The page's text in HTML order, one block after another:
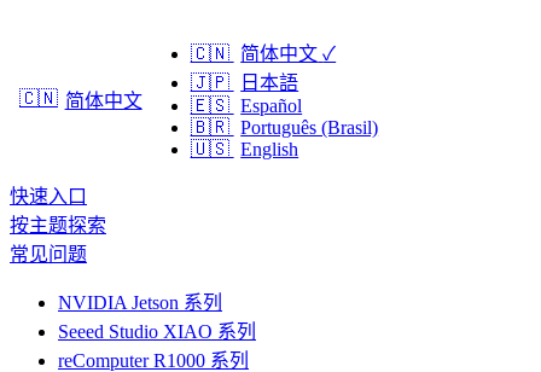
🇨🇳 简体中文
🇨🇳 简体中文 ✓
🇯🇵
日本語
🇪🇸 Español
🇧🇷 Português (Brasil)
🇺🇸 English
快速入口
按主题探索
常见问题
NVIDIA Jetson 系列
Seeed Studio XIAO 系列
reComputer R1000 系列